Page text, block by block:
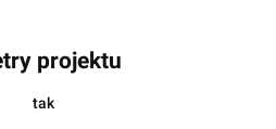
projektu
tak